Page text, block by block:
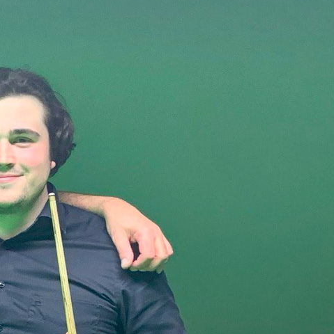
ein Marokkaner, ein Tunesier, … –
richteten wir am
Tour aus.Trotz dieser geringen Stufe
besetzt und wir haben uns gefreut,